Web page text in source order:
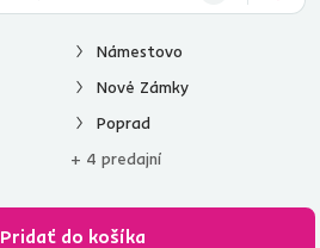
Pridať do košíka
Námestovo
Nové Zámky
Poprad
+ 4 predajní